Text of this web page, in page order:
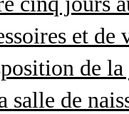
et
de
salle de